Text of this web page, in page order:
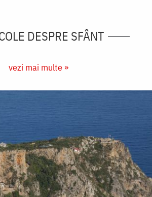
DESPRE SFÂNT
vezi mai multe »